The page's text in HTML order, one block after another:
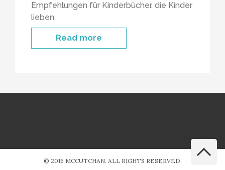
Empfehlungen für Kinderbücher, die Kinder
lieben
Read more
© 2016 MCCUTCHAN. ALL RIGHTS RESERVED.